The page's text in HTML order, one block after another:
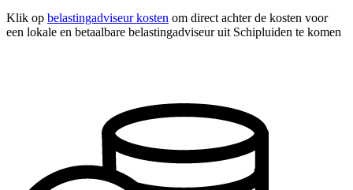
Klik op belastingadviseur kosten om direct achter de kosten voor
een lokale en betaalbare belastingadviseur uit Schipluiden te komen